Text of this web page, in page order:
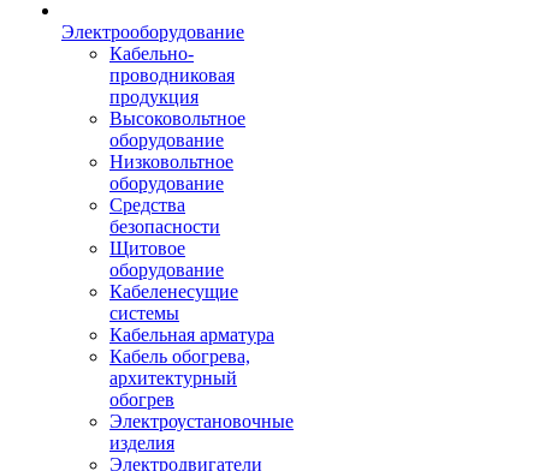
Электрооборудование
Кабельно-
проводниковая
продукция
Высоковольтное
оборудование
Низковольтное
оборудование
Средства
безопасности
Щитовое
оборудование
Кабеленесущие
системы
Кабельная арматура
Кабель обогрева,
архитектурный
обогрев
Электроустановочные
изделия
Электродвигатели